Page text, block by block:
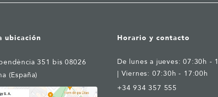
ubicación
351 bis 08026
(España)
Horario y contacto
De lunes a jueves: 07:30h -
| Viernes: 07:30h - 17:00h
+34 934 357 555